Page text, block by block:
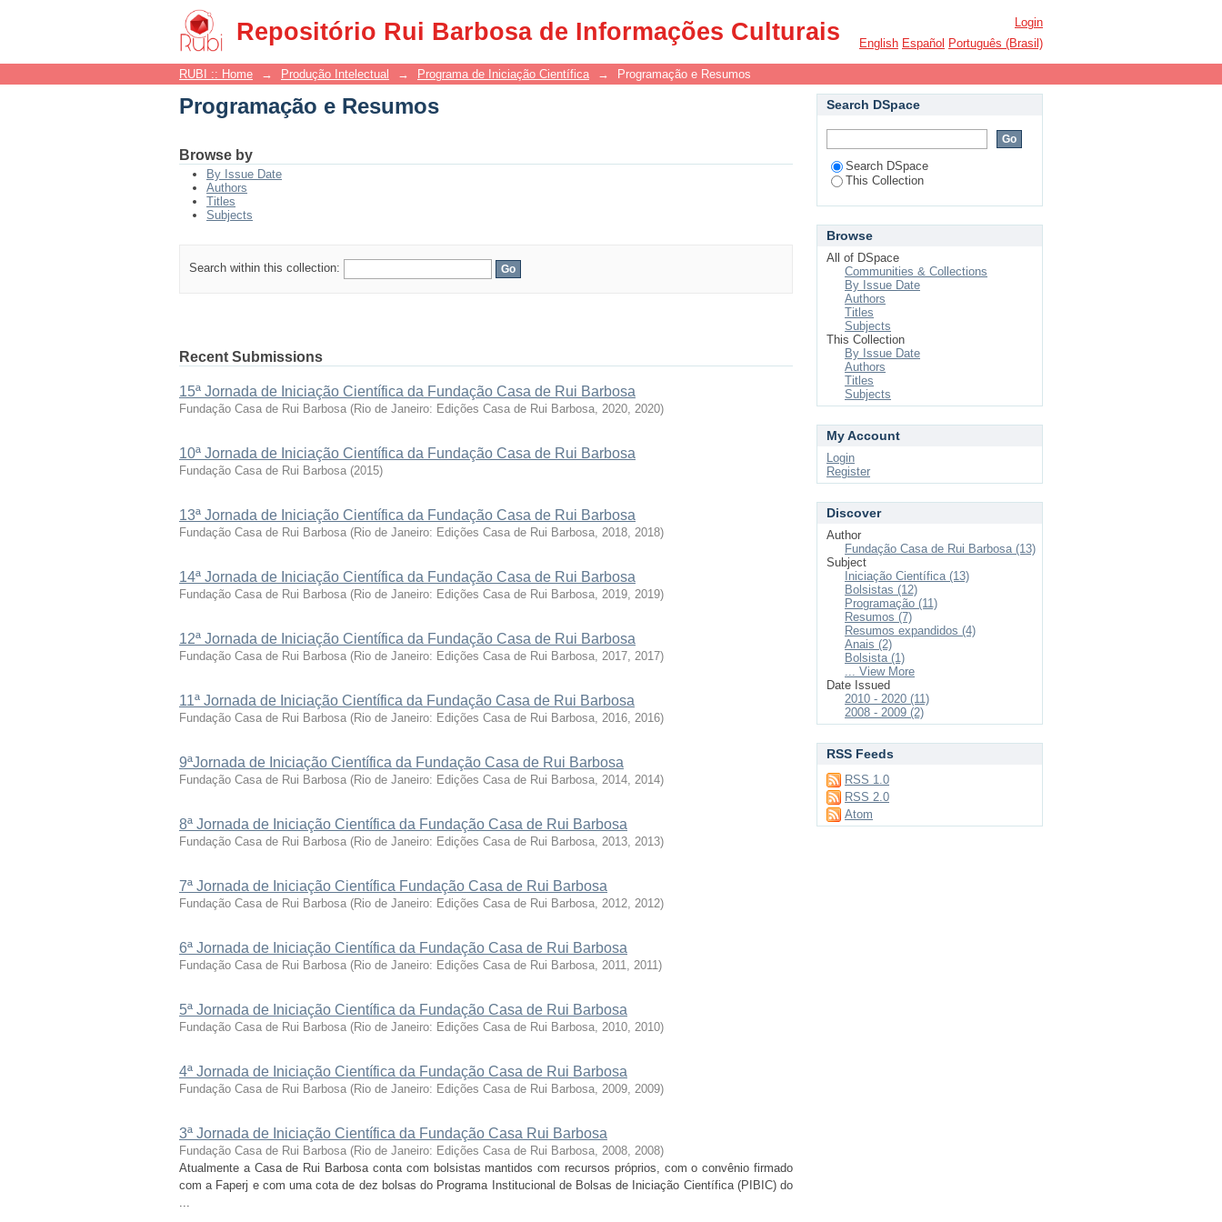
Repositório Rui Barbosa de Informações Culturais
Programação e Resumos
Login
English Español Português (Brasil)
RUBI :: Home → Produção Intelectual → Programa de Iniciação Científica → Programação e Resumos
Programação e Resumos
Browse by
By Issue Date
Authors
Titles
Subjects
Search within this collection:
Recent Submissions
15ª Jornada de Iniciação Científica da Fundação Casa de Rui Barbosa
Fundação Casa de Rui Barbosa (Rio de Janeiro: Edições Casa de Rui Barbosa, 2020, 2020)
10ª Jornada de Iniciação Científica da Fundação Casa de Rui Barbosa
Fundação Casa de Rui Barbosa (2015)
13ª Jornada de Iniciação Científica da Fundação Casa de Rui Barbosa
Fundação Casa de Rui Barbosa (Rio de Janeiro: Edições Casa de Rui Barbosa, 2018, 2018)
14ª Jornada de Iniciação Científica da Fundação Casa de Rui Barbosa
Fundação Casa de Rui Barbosa (Rio de Janeiro: Edições Casa de Rui Barbosa, 2019, 2019)
12ª Jornada de Iniciação Científica da Fundação Casa de Rui Barbosa
Fundação Casa de Rui Barbosa (Rio de Janeiro: Edições Casa de Rui Barbosa, 2017, 2017)
11ª Jornada de Iniciação Científica da Fundação Casa de Rui Barbosa
Fundação Casa de Rui Barbosa (Rio de Janeiro: Edições Casa de Rui Barbosa, 2016, 2016)
9ªJornada de Iniciação Científica da Fundação Casa de Rui Barbosa
Fundação Casa de Rui Barbosa (Rio de Janeiro: Edições Casa de Rui Barbosa, 2014, 2014)
8ª Jornada de Iniciação Científica da Fundação Casa de Rui Barbosa
Fundação Casa de Rui Barbosa (Rio de Janeiro: Edições Casa de Rui Barbosa, 2013, 2013)
7ª Jornada de Iniciação Científica Fundação Casa de Rui Barbosa
Fundação Casa de Rui Barbosa (Rio de Janeiro: Edições Casa de Rui Barbosa, 2012, 2012)
6ª Jornada de Iniciação Científica da Fundação Casa de Rui Barbosa
Fundação Casa de Rui Barbosa (Rio de Janeiro: Edições Casa de Rui Barbosa, 2011, 2011)
5ª Jornada de Iniciação Científica da Fundação Casa de Rui Barbosa
Fundação Casa de Rui Barbosa (Rio de Janeiro: Edições Casa de Rui Barbosa, 2010, 2010)
4ª Jornada de Iniciação Científica da Fundação Casa de Rui Barbosa
Fundação Casa de Rui Barbosa (Rio de Janeiro: Edições Casa de Rui Barbosa, 2009, 2009)
3ª Jornada de Iniciação Científica da Fundação Casa Rui Barbosa
Fundação Casa de Rui Barbosa (Rio de Janeiro: Edições Casa de Rui Barbosa, 2008, 2008)
Atualmente a Casa de Rui Barbosa conta com bolsistas mantidos com recursos próprios, com o convênio firmado
com a Faperj e com uma cota de dez bolsas do Programa Institucional de Bolsas de Iniciação Científica (PIBIC) do
...
Search DSpace
Search DSpace
This Collection
Browse
All of DSpace
Communities & Collections
By Issue Date
Authors
Titles
Subjects
This Collection
By Issue Date
Authors
Titles
Subjects
My Account
Login
Register
Discover
Author
Fundação Casa de Rui Barbosa (13)
Subject
Iniciação Científica (13)
Bolsistas (12)
Programação (11)
Resumos (7)
Resumos expandidos (4)
Anais (2)
Bolsista (1)
... View More
Date Issued
2010 - 2020 (11)
2008 - 2009 (2)
RSS Feeds
RSS 1.0
RSS 2.0
Atom